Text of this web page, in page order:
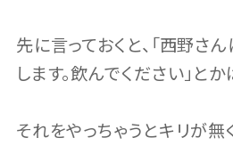
先に言っておくと、「西野さ
します。飲んでください」とか
それをやっちゃうとキリが無